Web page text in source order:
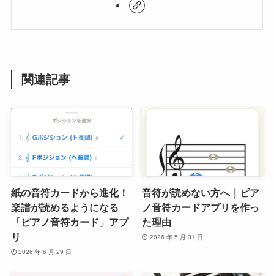
関連記事
紙の音符カードから進化！
楽譜が読めるようになる
「ピアノ音符カード」アプ
リ
2026 年 6 月 29 日
音符が読めない方へ｜ピア
ノ音符カードアプリを作っ
た理由
2026 年 5 月 31 日